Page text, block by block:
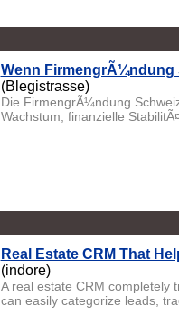
Wenn FirmengrÃ¼ndung
(Blegistrasse)
Die FirmengrÃ¼ndung
Wachstum, finanzielle
Real Estate CRM That
(indore)
A real estate CRM completely
can easily categorize leads,